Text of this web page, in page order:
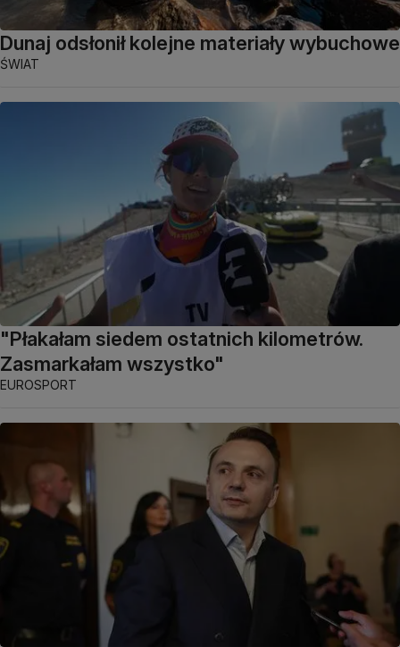
Dunaj odsłonił kolejne materiały wybuchowe
ŚWIAT
"Płakałam siedem ostatnich kilometrów.
Zasmarkałam wszystko"
EUROSPORT